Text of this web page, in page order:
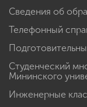
Сведения об
Телефонный
Студенческий
Мининского
Инженерные